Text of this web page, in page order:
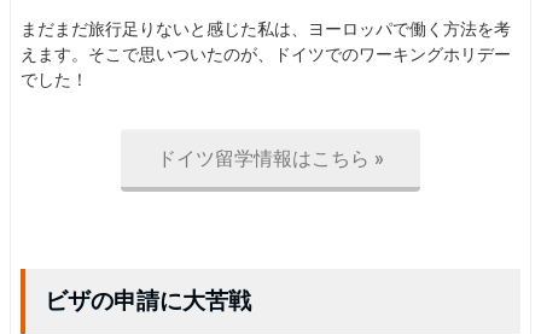
まだまだ旅行足りないと感じた私は、ヨーロッパで働く方法を考
えます。そこで思いついたのが、ドイツでのワーキングホリデー
でした！
ドイツ留学情報はこちら »
ビザの申請に大苦戦